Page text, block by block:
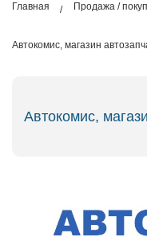
Главная Продажа /
Автокомис, магазин
Автокомис,